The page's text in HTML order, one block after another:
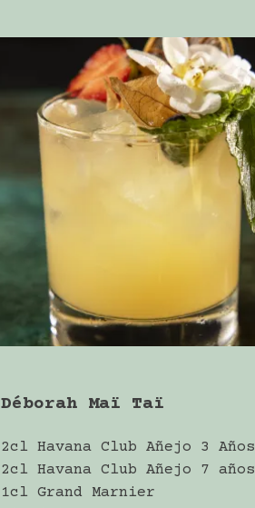
Déborah Maï Taï
2cl Havana Club Añejo 3 Años
2cl Havana Club Añejo 7 años
1cl Grand Marnier